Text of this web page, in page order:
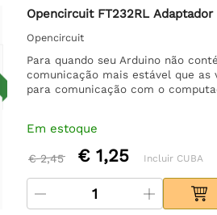
Opencircuit FT232RL
Opencircuit
Para quando seu Arduino não
comunicação mais estável que
para comunicação com o
Em estoque
€ 2,45 € 1,25 Incluir CUBA